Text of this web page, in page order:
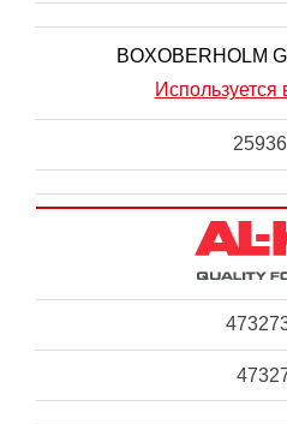
BOXOBERHOLM
Используется
25936